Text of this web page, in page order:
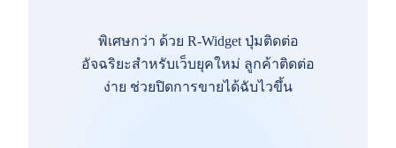
พิเศษกว่า ด้วย R-Widget ปุ่มติดต่อ
อัจฉริยะสำหรับเว็บยุคใหม่ ลูกค้าติดต่อ
ง่าย ช่วยปิดการขายได้ฉับไวขึ้น